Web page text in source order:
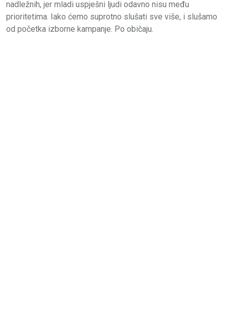
nadležnih, jer mladi uspješni ljudi odavno nisu među
prioritetima. Iako ćemo suprotno slušati sve više, i slušamo
od početka izborne kampanje. Po običaju.